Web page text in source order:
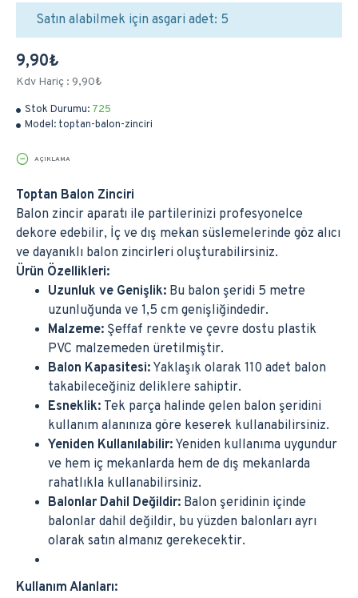
Stok Durumu: 725
Model: toptan-balon-zinciri
9,90₺
Kdv Hariç : 9,90₺
Satın alabilmek için asgari adet: 5
AÇIKLAMA
Toptan Balon Zinciri
Balon zincir aparatı ile partilerinizi profesyonelce
dekore edebilir, İç ve dış mekan süslemelerinde göz alıcı
ve dayanıklı balon zincirleri oluşturabilirsiniz.
Ürün Özellikleri:
Uzunluk ve Genişlik: Bu balon şeridi 5 metre
uzunluğunda ve 1,5 cm genişliğindedir.
Malzeme: Şeffaf renkte ve çevre dostu plastik
PVC malzemeden üretilmiştir.
Balon Kapasitesi: Yaklaşık olarak 110 adet balon
takabileceğiniz deliklere sahiptir.
Esneklik: Tek parça halinde gelen balon şeridini
kullanım alanınıza göre keserek kullanabilirsiniz.
Yeniden Kullanılabilir: Yeniden kullanıma uygundur
ve hem iç mekanlarda hem de dış mekanlarda
rahatlıkla kullanabilirsiniz.
Balonlar Dahil Değildir: Balon şeridinin içinde
balonlar dahil değildir, bu yüzden balonları ayrı
olarak satın almanız gerekecektir.
Kullanım Alanları: